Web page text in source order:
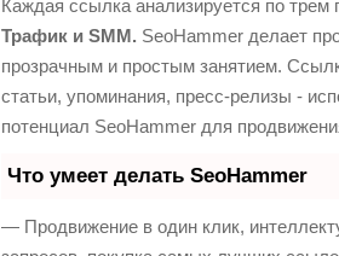
Каждая ссылка анализируется по трем
Трафик и SMM. SeoHammer делает
прозрачным и простым занятием.
статьи, упоминания, пресс-релизы -
потенциал SeoHammer для
Что умеет делать SeoHammer
— Продвижение в один клик,